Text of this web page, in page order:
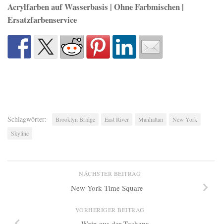
Acrylfarben auf Wasserbasis | Ohne Farbmischen |
Ersatzfarbenservice
Schlagwörter: Brooklyn Bridge East River Manhattan
New York
Skyline
NÄCHSTER BEITRAG
New York Time Square
VORHERIGER BEITRAG